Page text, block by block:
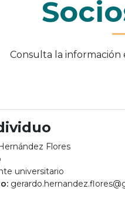
Consulta la información
Flores
universitario